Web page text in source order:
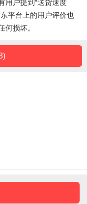
用户提到“送货速度
平台上的用户评价也
何损坏。
)